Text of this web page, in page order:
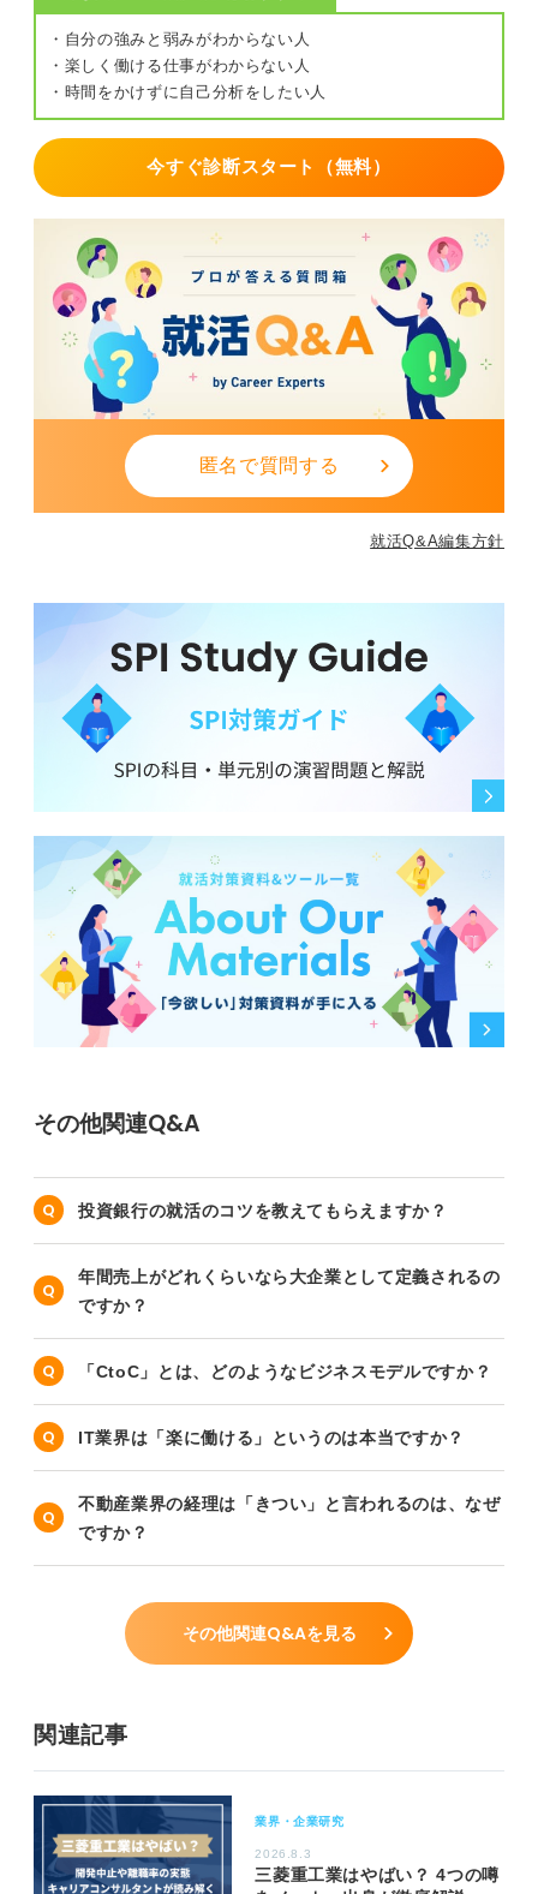
・自分の強みと弱みがわからない人
・楽しく働ける仕事がわからない人
・時間をかけずに自己分析をしたい人
今すぐ診断スタート（無料）
匿名で質問する
就活Q&A編集方針
その他関連Q&A
投資銀行の就活のコツを教えてもらえますか？
年間売上がどれくらいなら大企業として定義されるの
ですか？
「CtoC」とは、どのようなビジネスモデルですか？
IT業界は「楽に働ける」というのは本当ですか？
不動産業界の経理は「きつい」と言われるのは、なぜ
ですか？
その他関連Q&Aを見る
関連記事
業界・企業研究
2026.8.3
三菱重工業はやばい？ 4つの噂